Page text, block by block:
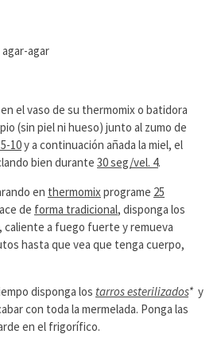
agar
el vaso de su thermomix o batidora
(sin piel ni hueso) junto al zumo de
10y a continuación añada la miel, el
bien durante 30 seg/vel. 4.
en thermomixprograme 25
de forma tradicional, disponga los
caliente a fuego fuerte y remueva
hasta que vea que tenga cuerpo,
disponga los tarros esterilizados* y
con toda la mermelada. Ponga las
en el frigorífico.